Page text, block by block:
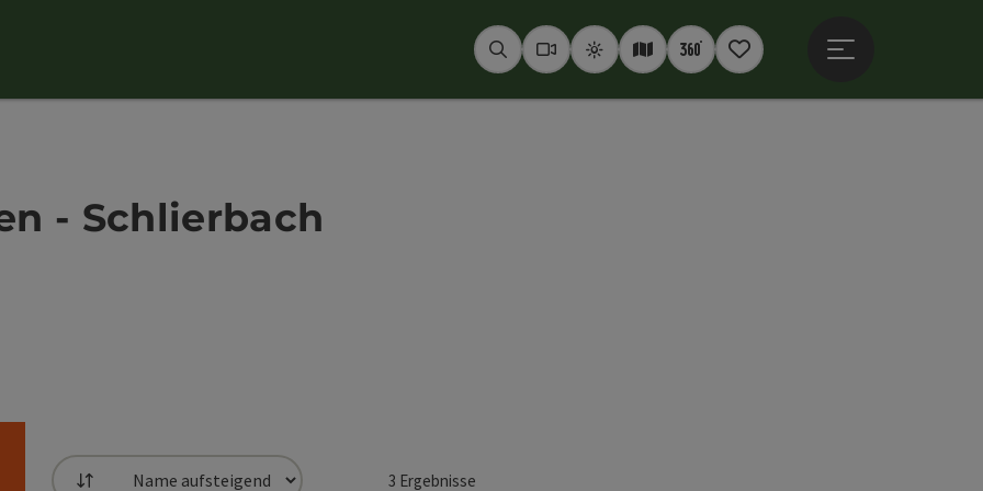
SuchenWebcams
WetterInteraktive Karte
360° Panoramen
Merkzettel
- Schlierbach
3 Ergebnisse